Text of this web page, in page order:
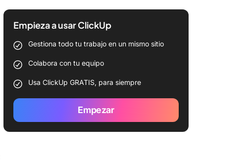
Empieza a usar ClickUp
Gestiona todo tu trabajo en un mismo sitio
Colabora con tu equipo
Usa ClickUp GRATIS, para siempre
Empezar